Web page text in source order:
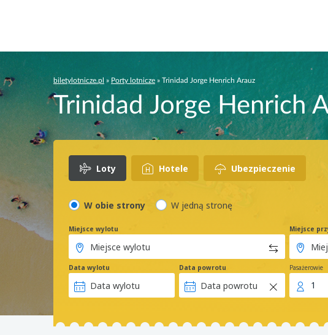
biletylotnicze.pl » Porty lotnicze » Trinidad Jorge Henrich Arauz
Trinidad Jorge Henrich
Loty Hotele Ubezpieczenie
W obie strony W jedną stronę
Miejsce wylotu Miejsce
Data wylotu Data powrotu Pasażerowie
1